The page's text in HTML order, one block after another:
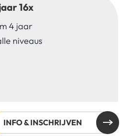
16x
4 jaar
niveaus
INFO & INSCHRIJVEN